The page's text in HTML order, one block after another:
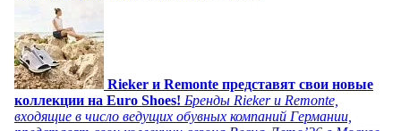
Rieker и Remonte представят свои новые
коллекции на Euro Shoes! Бренды Rieker и Remonte,
входящие в число ведущих обувных компаний Германии,